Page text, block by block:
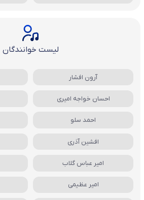
لیست خوانندگان
آرون افشار
احسان خواجه امیری
احمد سلو
افشین آذری
امیر عباس گلاب
امیر عظیمی